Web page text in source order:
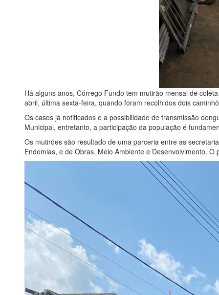
Há alguns anos, Córrego Fundo tem mutirão mensal de
abril, última sexta-feira, quando foram recolhidos dois
Os casos já notificados e a possibilidade de transmissão
Municipal, entretanto, a participação da população é
Os mutirões são resultado de uma parceria entre as
Endemias, e de Obras, Meio Ambiente e Desenvolvimento.